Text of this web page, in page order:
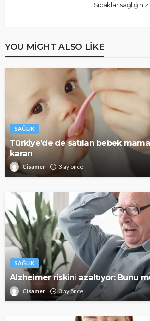
Sıcaklar
YOU MIGHT ALSO LIKE
SAĞLIK
Türkiye’de de satılan bebek
kararı
Cisamer 3 ay önce
SAĞLIK
Alzheimer riskini azaltıyor: Bunu
Cisamer 3 ay önce